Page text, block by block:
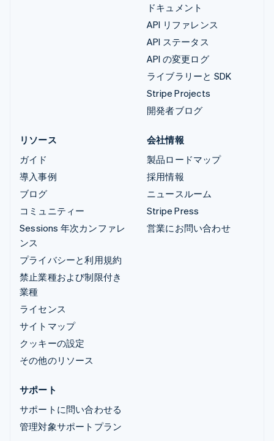
ドキュメント
API リファレンス
API ステータス
API の変更ログ
ライブラリーと SDK
Stripe Projects
開発者ブログ
リソース
ガイド
導入事例
ブログ
コミュニティー
Sessions 年次カンファレ
ンス
プライバシーと利用規約
禁止業種および制限付き
業種
ライセンス
サイトマップ
クッキーの設定
その他のリソース
会社情報
製品ロードマップ
採用情報
ニュースルーム
Stripe Press
営業にお問い合わせ
サポート
サポートに問い合わせる
管理対象サポートプラン